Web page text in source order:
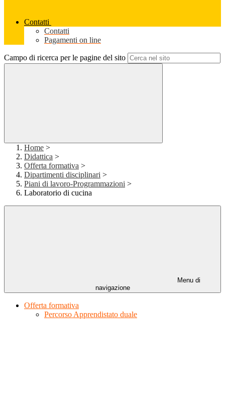
Contatti
Contatti
Pagamenti on line
Campo di ricerca per le pagine del sito
Home >
Didattica >
Offerta formativa >
Dipartimenti disciplinari >
Piani di lavoro-Programmazioni >
Laboratorio di cucina
Menu di
navigazione
Offerta formativa
Percorso Apprendistato duale